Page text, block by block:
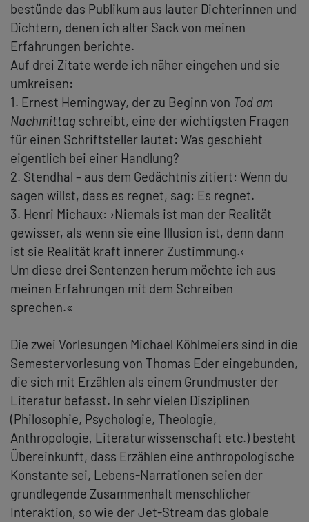
bestünde das Publikum aus lauter Dichterinnen und
Dichtern, denen ich alter Sack von meinen
Erfahrungen berichte.
Auf drei Zitate werde ich näher eingehen und sie
umkreisen:
1. Ernest Hemingway, der zu Beginn von Tod am
Nachmittag schreibt, eine der wichtigsten Fragen
für einen Schriftsteller lautet: Was geschieht
eigentlich bei einer Handlung?
2. Stendhal – aus dem Gedächtnis zitiert: Wenn du
sagen willst, dass es regnet, sag: Es regnet.
3. Henri Michaux: ›Niemals ist man der Realität
gewisser, als wenn sie eine Illusion ist, denn dann
ist sie Realität kraft innerer Zustimmung.‹
Um diese drei Sentenzen herum möchte ich aus
meinen Erfahrungen mit dem Schreiben
sprechen.«
Die zwei Vorlesungen Michael Köhlmeiers sind in die
Semestervorlesung von Thomas Eder eingebunden,
die sich mit Erzählen als einem Grundmuster der
Literatur befasst. In sehr vielen Disziplinen
(Philosophie, Psychologie, Theologie,
Anthropologie, Literaturwissenschaft etc.) besteht
Übereinkunft, dass Erzählen eine anthropologische
Konstante sei, Lebens-Narrationen seien der
grundlegende Zusammenhalt menschlicher
Interaktion, so wie der Jet-Stream das globale